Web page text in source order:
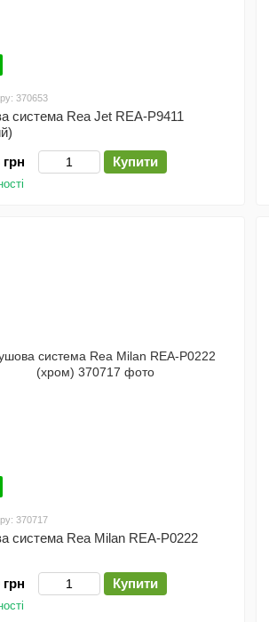
370653
система Rea Jet REA-P9411
грн
Купити
370717
система Rea Milan REA-P0222
грн
Купити